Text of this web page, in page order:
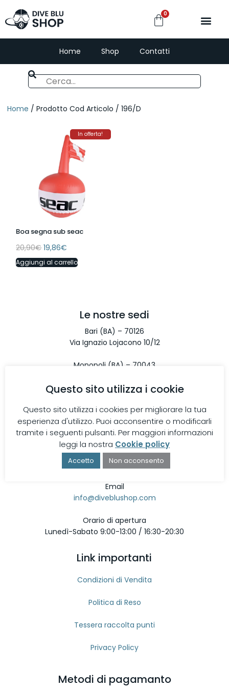
0
Home Shop Contatti
Home / Prodotto Cod Articolo / 196/D
In offerta!
Boa segna sub seac
20,90€ 19,86€
Aggiungi al carrello
Le nostre sedi
Bari (BA) – 70126
Via Ignazio Lojacono 10/12
Monopoli (BA) – 70043
Via S. Bonaventura 1/H
Contatti
Telefono
080 9642897
Email
info@diveblushop.com
Orario di apertura
Lunedì-Sabato 9:00-13:00 / 16:30-20:30
Link importanti
Condizioni di Vendita
Politica di Reso
Tessera raccolta punti
Privacy Policy
Metodi di pagamanto
Questo sito utilizza i cookie
Questo sito utilizza i cookies per migliorare la tua
esperienza d'utilizzo. Puoi acconsentire o modificarli
tramite i seguenti pulsanti. Per maggiori informazioni
leggi la nostra Cookie policy
Accetto Non acconsento